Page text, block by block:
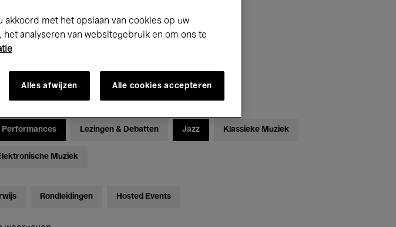
Performances Lezingen & Debatten Jazz Klassieke Muziek
Muziek
Rondleidingen Hosted Events
akkoord met het opslaan van cookies op uw
analyseren van websitegebruik en om ons te
Alles afwijzen Alle cookies accepteren